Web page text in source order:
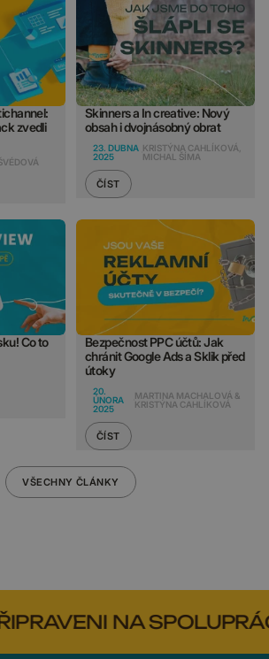
zvedli
Skinners a In creative: Nový
obsah i dvojnásobný obrat
23. DUBNA
2025
KRISTÝNA CAHLÍKOVÁ,
MICHAL ŠÍMA
ČÍST
Co to
Bezpečnost PPC účtů: Jak
chránit Google Ads a Sklik před
útoky
20.
ÚNORA
2025
MARTINA MACHALOVÁ &
KRISTÝNA CAHLÍKOVÁ
ČÍST
VŠECHNY ČLÁNKY
NA